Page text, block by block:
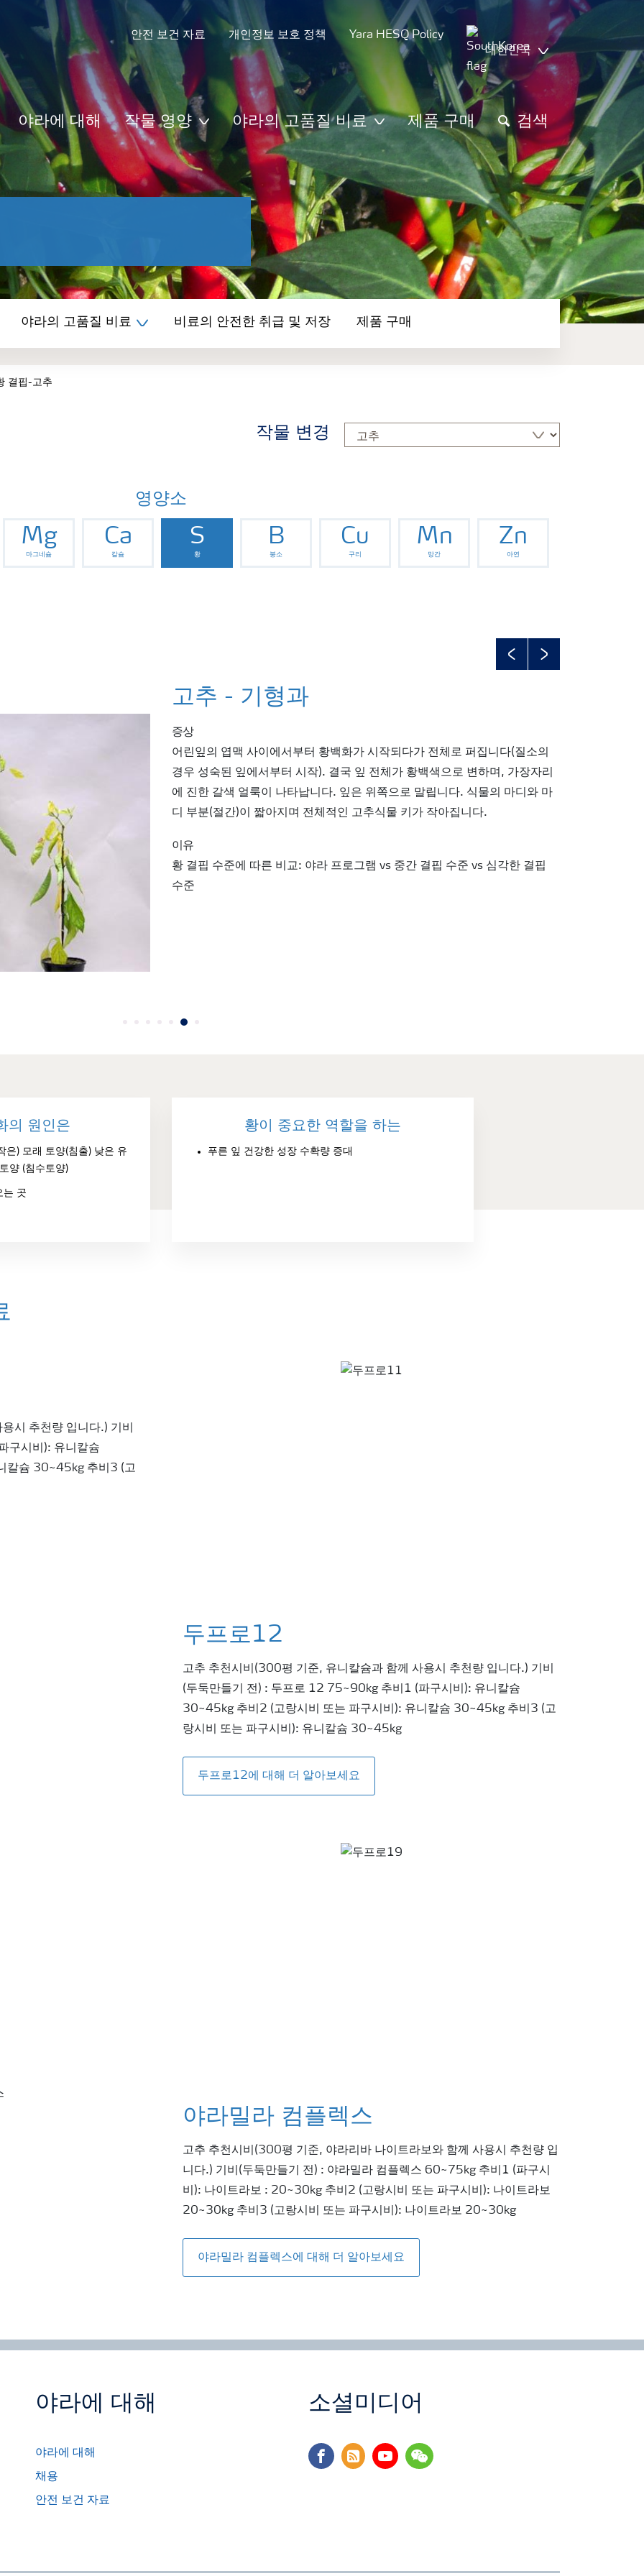
안전 보건 자료 개인정보 보호 정책
Yara HESQ Policy
대한민국
야라에 대해 작물 영양 야라의 고품질 비료 제품 구매 검색
야라의 고품질 비료 비료의 안전한 취급 및 저장 제품 구매
결핍-고추
작물 변경
영양소
Mg
마그네슘
Ca
칼슘
S
황
B
붕소
Cu
구리
Mn
망간
Zn
아연
PreviousNext
고추 - 기형과
증상
어린잎의 엽맥 사이에서부터 황백화가 시작되다가 전체로 퍼집니다(질소의
경우 성숙된 잎에서부터 시작). 결국 잎 전체가 황백색으로 변하며, 가장자리
에 진한 갈색 얼룩이 나타납니다. 잎은 위쪽으로 말립니다. 식물의 마디와 마
디 부분(절간)이 짧아지며 전체적인 고추식물 키가 작아집니다.
이유
황 결핍 수준에 따른 비교: 야라 프로그램 vs 중간 결핍 수준 vs 심각한 결핍
수준
의 원인은
은) 모래 토양(침출) 낮은 유
양 (침수토양)
는 곳
황이 중요한 역할을 하는
푸른 잎 건강한 성장 수확량 증대
시 추천량 입니다.) 기비
구시비): 유니칼슘
칼슘 30~45kg 추비3 (고
두프로12
고추 추천시비(300평 기준, 유니칼슘과 함께 사용시 추천량 입니다.) 기비
(두둑만들기 전) : 두프로 12 75~90kg 추비1 (파구시비): 유니칼슘
30~45kg 추비2 (고랑시비 또는 파구시비): 유니칼슘 30~45kg 추비3 (고
랑시비 또는 파구시비): 유니칼슘 30~45kg
두프로12에 대해 더 알아보세요
야라밀라 컴플렉스
고추 추천시비(300평 기준, 야라리바 나이트라보와 함께 사용시 추천량 입
니다.) 기비(두둑만들기 전) : 야라밀라 컴플렉스 60~75kg 추비1 (파구시
비): 나이트라보 : 20~30kg 추비2 (고랑시비 또는 파구시비): 나이트라보
20~30kg 추비3 (고랑시비 또는 파구시비): 나이트라보 20~30kg
야라밀라 컴플렉스에 대해 더 알아보세요
야라에 대해
야라에 대해
채용
안전 보건 자료
소셜미디어
facebook
rss youtubewechat